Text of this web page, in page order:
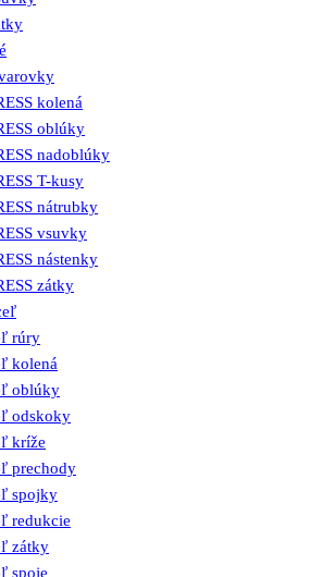
kolená
oblúky
nadoblúky
T-kusy
nátrubky
vsuvky
nástenky
zátky
rúry
kolená
oblúky
odskoky
kríže
prechody
spojky
redukcie
zátky
spoje